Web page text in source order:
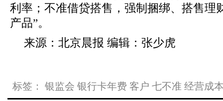
利率；不准借贷搭售，强制捆绑、搭售理
产品”。
来源：北京晨报 编辑：张少虎
标签： 银监会 银行卡年费 客户 七不准 经营成